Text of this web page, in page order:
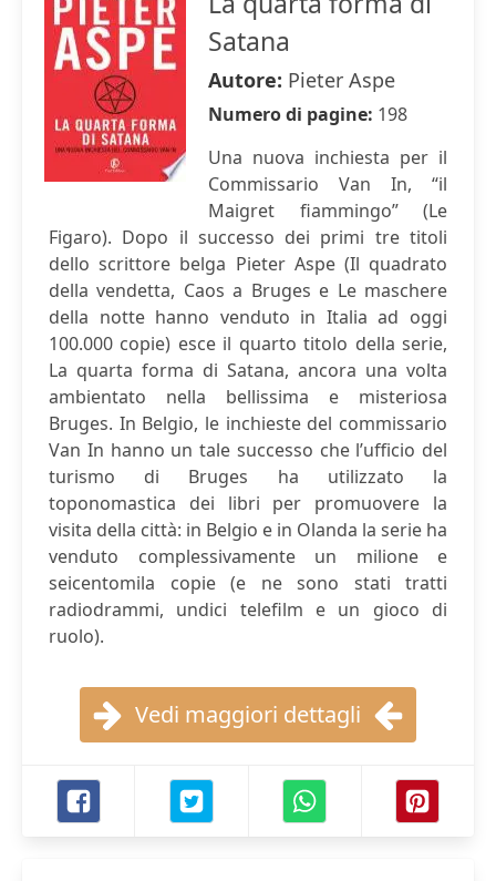
Satana
Autore: Pieter Aspe
Numero di pagine: 198
Una nuova inchiesta per il
Commissario Van In, “il
Maigret fiammingo” (Le
Figaro). Dopo il successo dei primi tre titoli
dello scrittore belga Pieter Aspe (Il quadrato
della vendetta, Caos a Bruges e Le maschere
della notte hanno venduto in Italia ad oggi
100.000 copie) esce il quarto titolo della serie,
La quarta forma di Satana, ancora una volta
ambientato nella bellissima e misteriosa
Bruges. In Belgio, le inchieste del commissario
Van In hanno un tale successo che l’ufficio del
turismo di Bruges ha utilizzato la
toponomastica dei libri per promuovere la
visita della città: in Belgio e in Olanda la serie ha
venduto complessivamente un milione e
seicentomila copie (e ne sono stati tratti
radiodrammi, undici telefilm e un gioco di
ruolo).
Vedi maggiori dettagli